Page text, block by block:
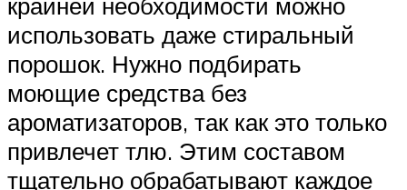
использовать даже стиральный
порошок. Нужно подбирать
моющие средства без
ароматизаторов, так как это только
привлечет тлю. Этим составом
тщательно обрабатывают каждое